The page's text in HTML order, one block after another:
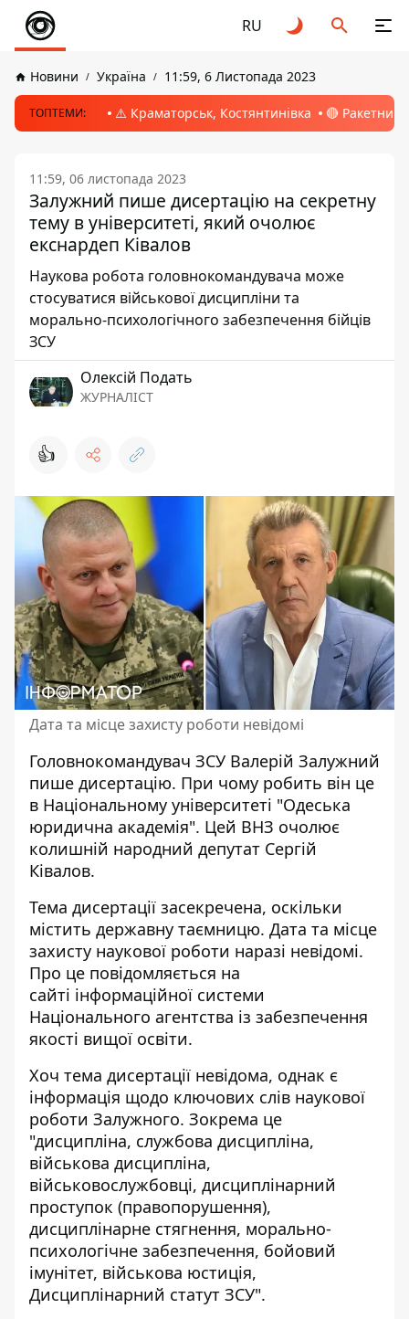
RU
Новини Україна 11:59, 6 Листопада 2023
ТОПТЕМИ: ⚠️ Краматорськ, Костянтинівка 🔴 Ракетний
11:59, 06 листопада 2023
Залужний пише дисертацію на секретну
тему в університеті, який очолює
екснардеп Ківалов
Наукова робота головнокомандувача може
стосуватися військової дисципліни та
морально-психологічного забезпечення бійців
ЗСУ
Олексій Подать
ЖУРНАЛІСТ
👍
Дата та місце захисту роботи невідомі
Головнокомандувач ЗСУ Валерій Залужний
пише дисертацію. При чому робить він це
в Національному університеті "Одеська
юридична академія". Цей ВНЗ очолює
колишній народний депутат Сергій
Ківалов.
Тема дисертації засекречена, оскільки
містить державну таємницю. Дата та місце
захисту наукової роботи наразі невідомі.
Про це повідомляється на
сайті інформаційної системи
Національного агентства із забезпечення
якості вищої освіти.
Хоч тема дисертації невідома, однак є
інформація щодо ключових слів наукової
роботи Залужного. Зокрема це
"дисципліна, службова дисципліна,
військова дисципліна,
військовослужбовці, дисциплінарний
проступок (правопорушення),
дисциплінарне стягнення, морально-
психологічне забезпечення, бойовий
імунітет, військова юстиція,
Дисциплінарний статут ЗСУ".